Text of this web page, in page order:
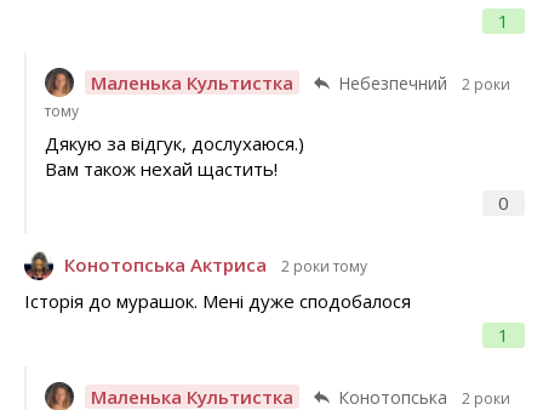
1
Маленька Культистка Небезпечний
2 роки
тому
0
Дякую за відгук, дослухаюся.)
Вам також нехай щастить!
Конотопська Актриса 2 роки тому
1
Історія до мурашок. Мені дуже сподобалося
Маленька Культистка Конотопська
2 роки